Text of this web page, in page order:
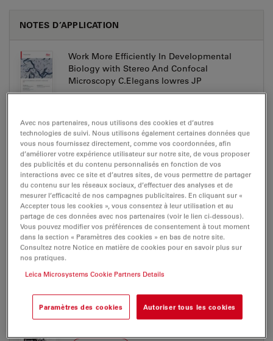
NOTES D’APPLICATION
Work More Efficiently In Developmental
Biology with Stereo And Confocal
Microscopy C.Elegans lowres JP
Jul 27, 2026 PDF, 863 KB
DOWNLOAD
BROCHURE OR FLYER
DM4 B-DM6 B Brochure EN
Jul 27, 2026 PDF, 49 MB
Leica DM4-6 Koehler-Flyer en
Jul 27, 2026 PDF, 2 MB
Avec nos partenaires, nous utilisons des cookies et d’autres
technologies de suivi. Nous utilisons également certaines données que
vous nous fournissez directement, comme vos coordonnées, afin
d’améliorer votre expérience utilisateur sur notre site, de vous proposer
des publicités et du contenu personnalisés en fonction de vos
interactions avec ce site et d’autres sites, de vous permettre de partager
du contenu sur les réseaux sociaux, d’effectuer des analyses et de
mesurer l’efficacité de nos campagnes publicitaires. En cliquant sur «
Accepter tous les cookies », vous consentez à leur utilisation et au
partage de ces données avec nos partenaires (voir le lien ci-dessous).
Vous pouvez modifier vos préférences de consentement à tout moment
dans la section « Paramètres des cookies » en bas de notre site.
Consultez notre Notice en matière de cookies pour en savoir plus sur
nos pratiques.
Leica Microsystems Cookie Partners Details
Paramètres des cookies Autoriser tous les cookies